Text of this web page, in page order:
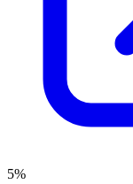
5%